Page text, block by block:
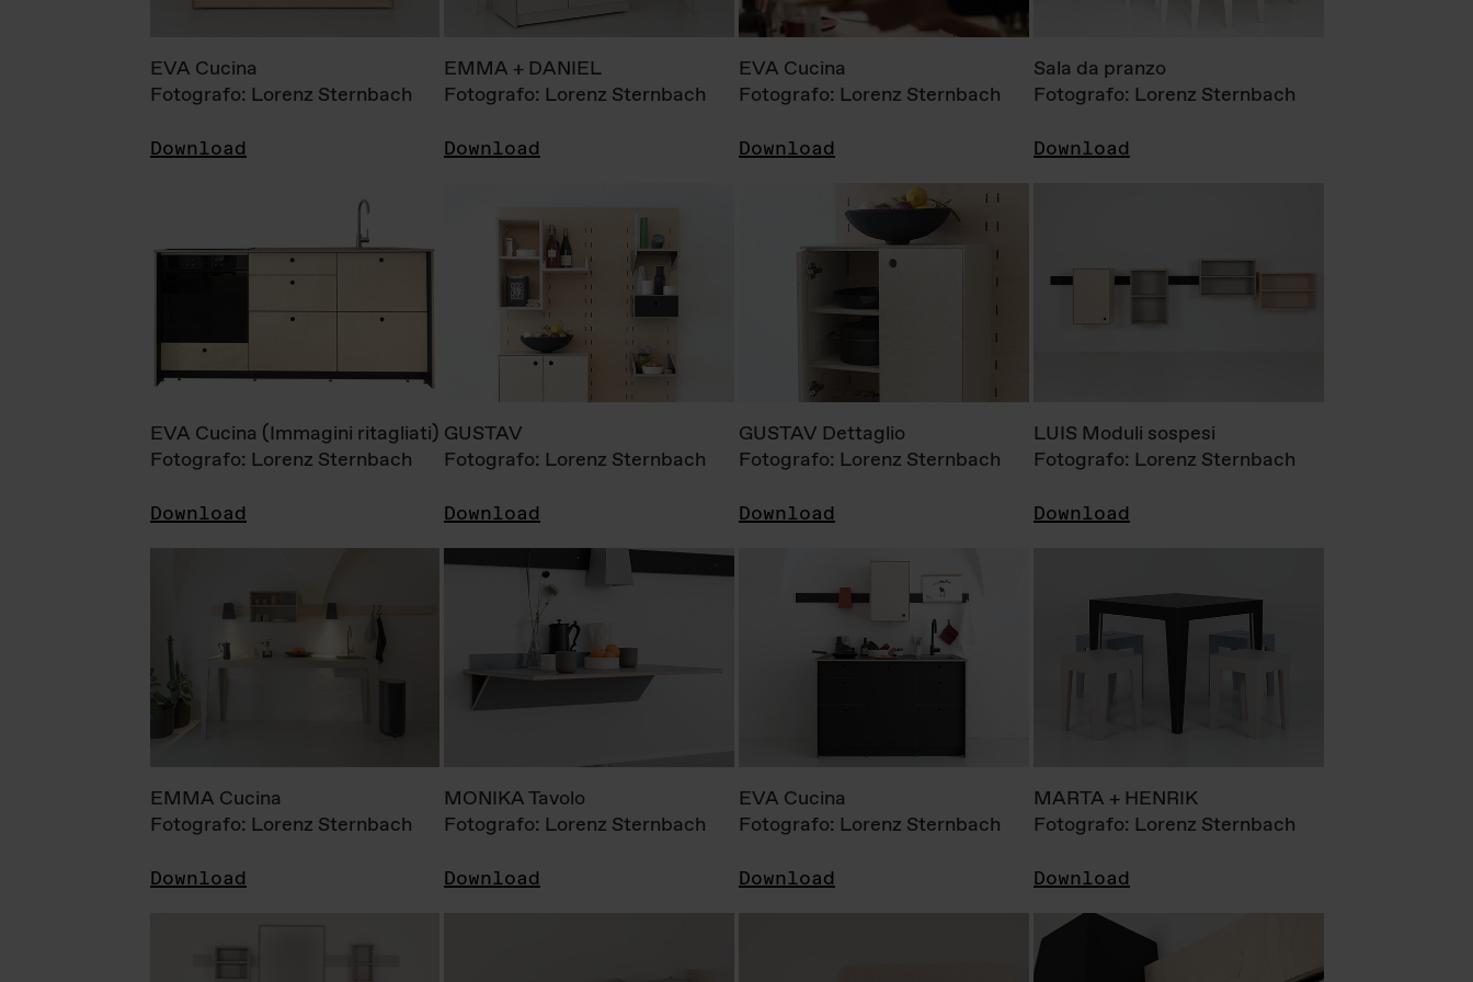
EVA Cucina
Fotografo: Lorenz Sternbach
Download
EMMA + DANIEL
Fotografo: Lorenz Sternbach
Download
EVA Cucina
Fotografo: Lorenz Sternbach
Download
Sala da pranzo
Fotografo: Lorenz Sternbach
Download
EVA Cucina (Immagini ritagliati)
Fotografo: Lorenz Sternbach
Download
GUSTAV
Fotografo: Lorenz Sternbach
Download
GUSTAV Dettaglio
Fotografo: Lorenz Sternbach
Download
LUIS Moduli sospesi
Fotografo: Lorenz Sternbach
Download
EMMA Cucina
Fotografo: Lorenz Sternbach
Download
MONIKA Tavolo
Fotografo: Lorenz Sternbach
Download
EVA Cucina
Fotografo: Lorenz Sternbach
Download
MARTA + HENRIK
Fotografo: Lorenz Sternbach
Download